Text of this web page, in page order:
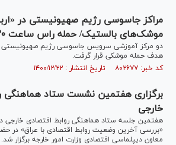
مراکز جاسوسی رژیم صهیونیستی در
موشک‌های بالستیک/ حمله راس ساعت ۱:۲۰ انجام شد
دو مرکز آموزشی سرویس جاسوسی رژیم صهیونیستی
هدف حمله موشکی قرار گرفت.
کد خبر: ۸۰۲۶۷۷ تاریخ انتشار : ۱۴۰۰/۱۲/۲۲
برگزاری هفتمین نشست ستاد هماهنگی
خارجی
هفتمین جلسه ستاد هماهنگی روابط اقتصادی خارجی
«بررسی آخرین وضعیت روابط اقتصادی با عراق» در
معاون دیپلماسی اقتصادی وزارت امور خارجه برگزار شد.